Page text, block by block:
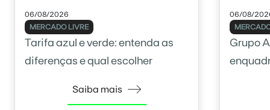
06/08/2026
MERCADO LIVRE
Tarifa azul e verde: entenda as
diferenças e qual escolher
Saiba mais
06/08/
Grupo